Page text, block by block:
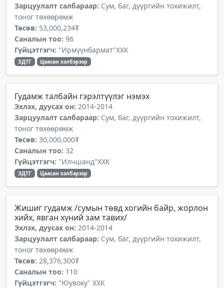
Зарцуулалт салбараар: Сум, баг, дүүргийн тохижилт,
тоног төхөөрөмж
Төсөв: 53,000,234₮
Саналын тоо: 96
Гүйцэтгэгч: "Ирмүүнбармат"ХХК
ЗДТГ Цаасан хэлбэрээр
Гудамж талбайн гэрэлтүүлэг нэмэх
Эхлэх, дуусах он: 2014-2014
Зарцуулалт салбараар: Сум, баг, дүүргийн тохижилт,
тоног төхөөрөмж
Төсөв: 30,000,000₮
Саналын тоо: 32
Гүйцэтгэгч: "Илчшанд"ХХК
ЗДТГ Цаасан хэлбэрээр
Жишиг гудамж /сумын төвд хогийн байр, жорлон
хийх, явган хүний зам тавих/
Эхлэх, дуусах он: 2014-2014
Зарцуулалт салбараар: Сум, баг, дүүргийн тохижилт,
тоног төхөөрөмж
Төсөв: 28,376,300₮
Саналын тоо: 110
Гүйцэтгэгч: "Юувоку" ХХК